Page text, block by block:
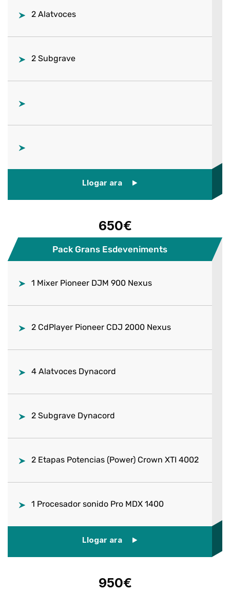
2 Alatvoces
2 Subgrave
Llogar ara
650€
Pack Grans Esdeveniments
1 Mixer Pioneer DJM 900 Nexus
2 CdPlayer Pioneer CDJ 2000 Nexus
4 Alatvoces Dynacord
2 Subgrave Dynacord
2 Etapas Potencias (Power) Crown XTI 4002
1 Procesador sonido Pro MDX 1400
Llogar ara
950€